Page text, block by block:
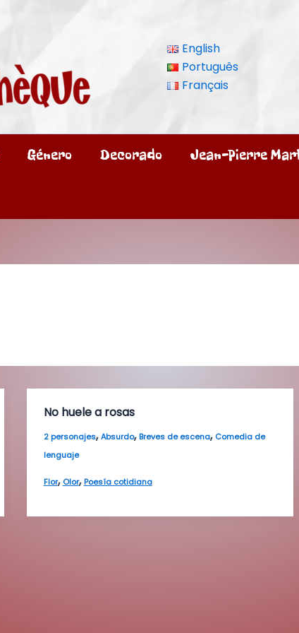
English
Português
Français
Género Decorado Jean-Pierre
No huele a rosas
2 personajes,Absurdo,Breves de escena, Comedia de
lenguaje
Flor, Olor,Poesía cotidiana